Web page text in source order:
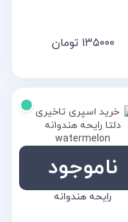
۱۳۵۰۰۰ تومان
ناموجود
خرید اسپری تاخیری دلتا
رایحه هندوانه